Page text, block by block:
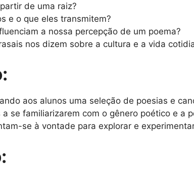
de uma raiz?
e o que eles transmitem?
a nossa percepção de um poema?
nos dizem sobre a cultura e a vida
aos alunos uma seleção de poesias e
se familiarizarem com o gênero poético e
se à vontade para explorar e